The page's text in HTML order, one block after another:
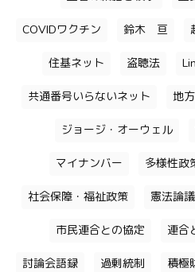
COVIDワクチン 鈴木 亘
住基ネット 盗聴法
共通番号いらないネット 地
ジョージ・オーウェル
マイナンバー 多様性政
社会保障・福祉政策 憲法論議
市民連合との協定 連合
討論会語録 過剰統制 積極